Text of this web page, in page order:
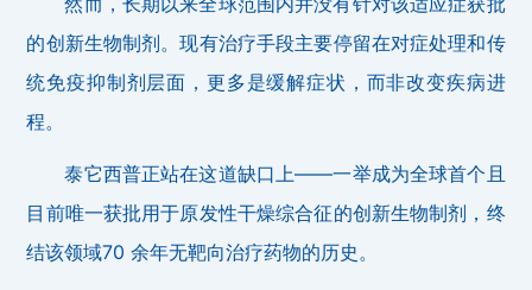
的创新生物制剂。现有治疗手段主要停留在对症处理和传
统免疫抑制剂层面，更多是缓解症状，而非改变疾病进
程。
泰它西普正站在这道缺口上——一举成为全球首个且
目前唯一获批用于原发性干燥综合征的创新生物制剂，终
结该领域70 余年无靶向治疗药物的历史。